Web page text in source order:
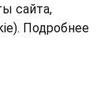
сайта,
Подробнее